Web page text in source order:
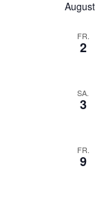
FR.
2
SA.
3
FR.
9